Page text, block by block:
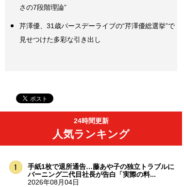
さの7段階理論”
芹澤優、31歳バースデーライブの“芹澤優総選挙”で
見せつけた多彩な引き出し
24時間更新
人気ランキング
手紙1枚で退所通告…藤あや子の独立トラブルに
バーニング二代目社長が告白「実際の料...
2026年08月04日